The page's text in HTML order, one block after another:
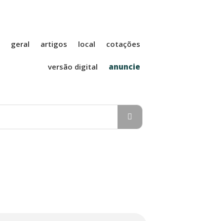
geral artigos local cotações
versão digital anuncie